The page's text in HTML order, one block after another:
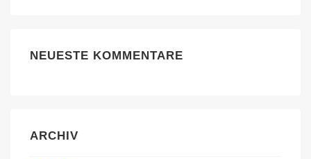
NEUESTE KOMMENTARE
ARCHIV